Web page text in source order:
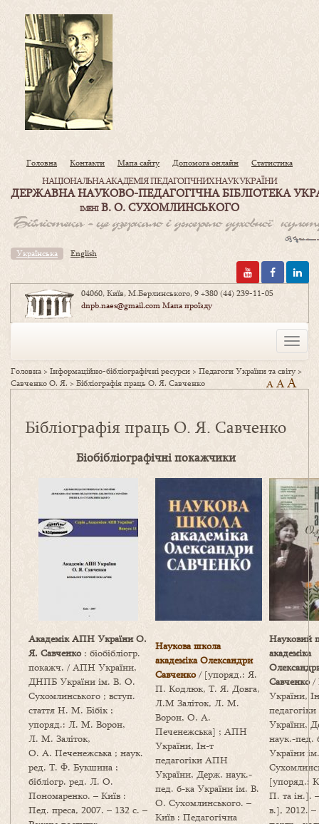
Головна Контакти Мапа сайту Допомога онлайн Статистика
НАЦІОНАЛЬНА АКАДЕМІЯ ПЕДАГОГІЧНИХ НАУК УКРАЇНИ
ДЕРЖАВНА НАУКОВО-ПЕДАГОГІЧНА БІБЛІОТЕКА
ІМЕНІВ. О. СУХОМЛИНСЬКОГО
Українська English
04060, Київ, М.Берлинського, 9+380 (44) 239-11-05
dnpb.naes@gmail.comМапа проїзду
Toggle
Головна >Інформаційно-бібліографічні ресурси >Педагоги України та світу>
Савченко О. Я. >Бібліографія праць О. Я. Савченко A AA
Бібліографія праць О. Я. Савченко
Біобібліографічніпокажчики
Академік АПН України О.
Я. Савченко: біобібліогр.
покажч. / АПН України,
ДНПБ України ім. В. О.
Сухомлинського ; вступ.
стаття Н. М. Бібік ;
упоряд.: Л. М. Ворон,
Л. М. Заліток,
О. А. Печенежська ; наук.
ред. Т. Ф. Букшина ;
бібліогр. ред. Л. О.
Пономаренко. – Київ :
Пед. преса, 2007. – 132 с. –
Наукова школа
академіка Олександри
Савченко/ [упоряд.: Я.
П. Кодлюк, Т. Я. Довга,
Л.М Заліток, Л. М.
Ворон, О. А.
Печенежська] ; АПН
України, Ін-т
педагогіки АПН
України, Держ. наук.-
пед. б-ка України ім. В.
О. Сухомлинського. –
Київ : Педагогічна
Науковий
академіка
Савченко/
України,
України,
наук.-пед.
України
[упоряд.:
П. та ін.].
в.], 2012. –